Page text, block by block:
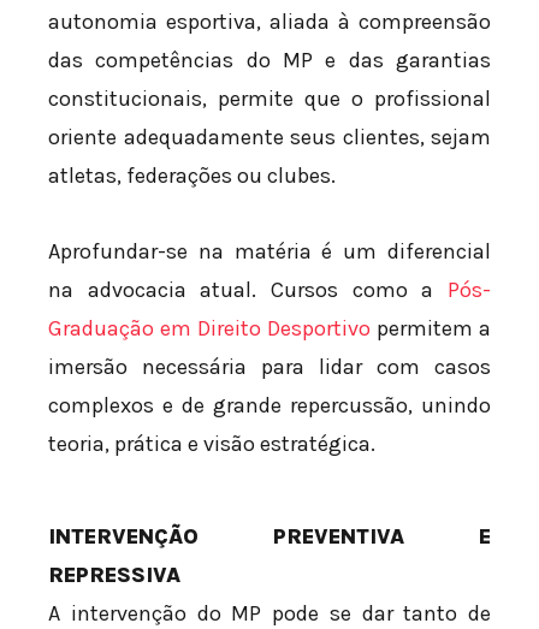
autonomia esportiva, aliada à compreensão
das competências do MP e das garantias
constitucionais, permite que o profissional
oriente adequadamente seus clientes, sejam
atletas, federações ou clubes.
Aprofundar-se na matéria é um diferencial
na advocacia atual. Cursos como a Pós-
Graduação em Direito Desportivo permitem a
imersão necessária para lidar com casos
complexos e de grande repercussão, unindo
teoria, prática e visão estratégica.
INTERVENÇÃO PREVENTIVA E
REPRESSIVA
A intervenção do MP pode se dar tanto de